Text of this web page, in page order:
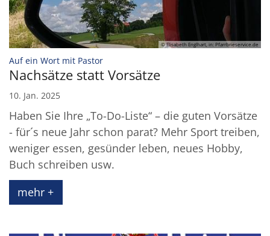
© Elisabeth Englhart, in: Pfarrbrieservice.de
Auf ein Wort mit Pastor:
Nachsätze statt Vorsätze
10. Jan. 2025
Haben Sie Ihre „To-Do-Liste“ – die guten Vorsätze
- für´s neue Jahr schon parat? Mehr Sport treiben,
weniger essen, gesünder leben, neues Hobby,
Buch schreiben usw.
mehr +